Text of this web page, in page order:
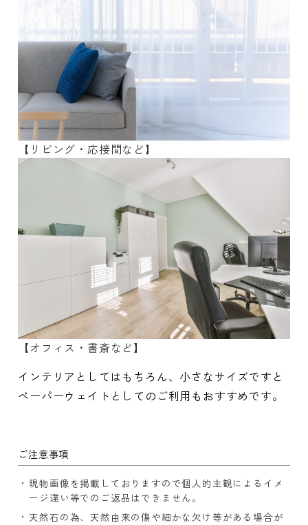
【リビング・応接間など】
【オフィス・書斎など】
インテリアとしてはもちろん、小さなサイズですと
ペーパーウェイトとしてのご利用もおすすめです。
ご注意事項
現物画像を掲載しておりますので個人的主観によるイメ
ージ違い等でのご返品はできません。
天然石の為、天然由来の傷や細かな欠け等がある場合が